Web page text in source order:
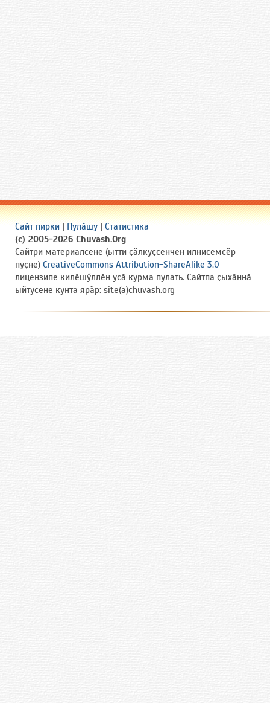
Сайт пирки | Пулӑшу | Статистика
(c) 2005-2026 Chuvash.Org
Сайтри материалсене (ытти ҫӑлкуҫсенчен илнисемсӗр
пуҫне) CreativeCommons Attribution-ShareAlike 3.0
лицензипе килӗшӳллӗн усӑ курма пулать. Сайтпа ҫыхӑннӑ
ыйтусене кунта ярӑр: site(a)chuvash.org